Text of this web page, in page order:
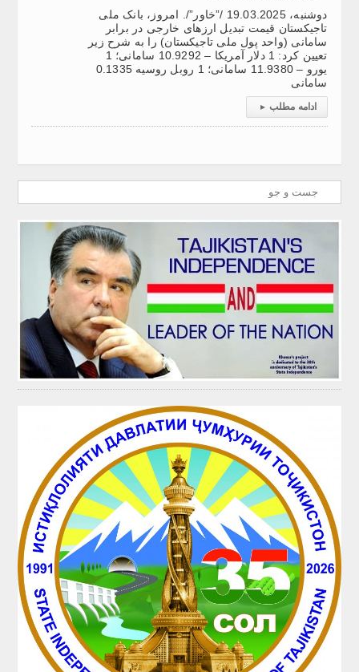
دوشنبه، 19.03.2025 /”خاور”/. امروز، بانک ملی
تاجیکستان قیمت تبدیل ارزهای خارجی در برابر
سامانی (واحد پول ملی تاجیکستان) را به شرح زیر
تعیین کرد: 1 دلار آمریکا – 10.9292 سامانی؛ 1
یورو – 11.9380 سامانی؛ 1 روبل روسیه 0.1335
سامانی
ادامه مطلب ▸